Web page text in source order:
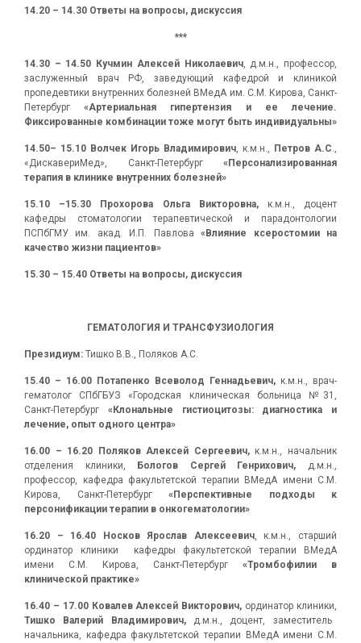
14.20 – 14.30 Ответы на вопросы, дискуссия
***
14.30 – 14.50 Кучмин Алексей Николаевич, д.м.н., профессор,
заслуженный врач РФ, заведующий кафедрой и клиникой
пропедевтики внутренних болезней ВМедА им. С.М. Кирова, Санкт-
Петербург«Артериальная гипертензия и ее лечение.
Фиксированные комбинации тоже могут быть индивидуальны»
14.50– 15.10 Волчек Игорь Владимирович, к.м.н., Петров А.С.,
«ДискавериМед», Санкт-Петербург «Персонализированная
терапия в клинике внутренних болезней»
15.10 –15.30 Прохорова Ольга Викторовна, к.м.н., доцент
кафедры стоматологии терапевтической и парадонтологии
ПСПбГМУ им. акад. И.П. Павлова«Влияние ксеростомии на
качество жизни пациентов»
15.30 – 15.40 Ответы на вопросы, дискуссия
ГЕМАТОЛОГИЯ И ТРАНСФУЗИОЛОГИЯ
Президиум: Тишко В.В., Поляков А.С.
15.40 – 16.00 Потапенко Всеволод Геннадьевич, к.м.н., врач-
гематолог СПбГБУЗ «Городская клиническая больница №31,
Санкт-Петербург «Клональные гистиоцитозы: диагностика и
лечение, опыт одного центра»
16.00 – 16.20 Поляков Алексей Сергеевич, к.м.н., начальник
отделения клиники,
Бологов Сергей Генрихович, д.м.н.,
профессор, кафедра факультетской терапии ВМедА имени С.М.
Кирова, Санкт-Петербург «Перспективные подходы к
персонификации терапии в онкогематологии»
16.20 – 16.40 Носков Ярослав Алексеевич, к.м.н., старший
ординатор клиники кафедры факультетской терапии ВМедА
имени С.М. Кирова, Санкт-Петербург «Тромбофилии в
клинической практике»
16.40 – 17.00 Ковалев Алексей Викторович, ординатор клиники,
Тишко Валерий Владимирович, д.м.н., доцент, заместитель
начальника, кафедра факультетской терапии ВМедА имени С.М.